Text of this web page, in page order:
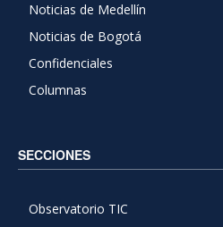
Noticias de Medellín
Noticias de Bogotá
Confidenciales
Columnas
SECCIONES
Observatorio TIC